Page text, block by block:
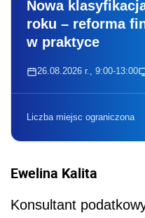
Nowa
roku – reforma
w praktyce
26.08.2026 r., 9:00-13:00
Liczba miejsc ograniczona
Ewelina Kalita
Konsultant